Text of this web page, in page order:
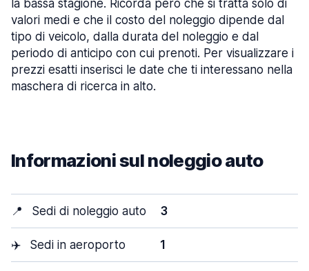
la bassa stagione. Ricorda però che si tratta solo di
valori medi e che il costo del noleggio dipende dal
tipo di veicolo, dalla durata del noleggio e dal
periodo di anticipo con cui prenoti. Per visualizzare i
prezzi esatti inserisci le date che ti interessano nella
maschera di ricerca in alto.
Informazioni sul noleggio auto
📍 Sedi di noleggio auto 3
✈️ Sedi in aeroporto 1